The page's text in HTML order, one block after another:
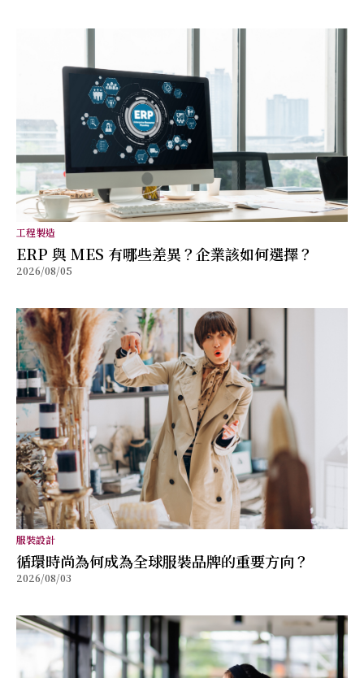
工程製造
ERP 與 MES 有哪些差異？企業該如何選擇？
2026/08/05
服裝設計
循環時尚為何成為全球服裝品牌的重要方向？
2026/08/03